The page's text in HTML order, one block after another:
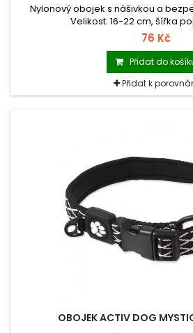
Nylonový obojek s nášivkou a
Velikost: 16-22 cm, šířka
76 Kč
Přidat do
Přidat k
OBOJEK ACTIV DOG